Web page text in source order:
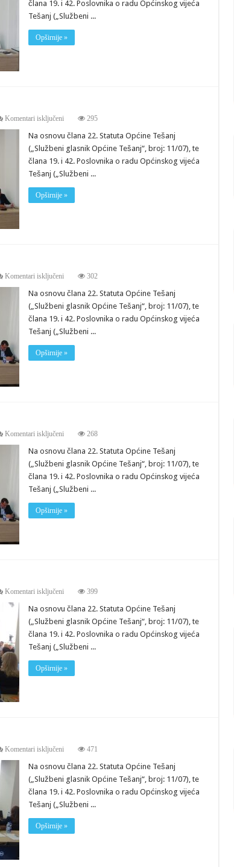
Općinskog
vijeća
člana 19. i 42. Poslovnika o radu Općinskog vijeća
Tešanj („Službeni ...
Opširnije »
Komentari isključeniza
za
21.
sjednicu
Vijeća
295
Na osnovu člana 22. Statuta Općine Tešanj
(„Službeni glasnik Općine Tešanj“, broj: 11/07), te
člana 19. i 42. Poslovnika o radu Općinskog vijeća
Tešanj („Službeni ...
Opširnije »
Komentari isključeniza
za
20.
sjednicu
Vijeća
302
Na osnovu člana 22. Statuta Općine Tešanj
(„Službeni glasnik Općine Tešanj“, broj: 11/07), te
člana 19. i 42. Poslovnika o radu Općinskog vijeća
Tešanj („Službeni ...
Opširnije »
Komentari isključeniza
za
19.
sjednicu
Vijeća
268
Na osnovu člana 22. Statuta Općine Tešanj
(„Službeni glasnik Općine Tešanj“, broj: 11/07), te
člana 19. i 42. Poslovnika o radu Općinskog vijeća
Tešanj („Službeni ...
Opširnije »
Komentari isključeniza
za
18.
sjednicu
Vijeća
399
Na osnovu člana 22. Statuta Općine Tešanj
(„Službeni glasnik Općine Tešanj“, broj: 11/07), te
člana 19. i 42. Poslovnika o radu Općinskog vijeća
Tešanj („Službeni ...
Opširnije »
Komentari isključeniza
za
17.
sjednicu
Vijeća
471
Na osnovu člana 22. Statuta Općine Tešanj
(„Službeni glasnik Općine Tešanj“, broj: 11/07), te
člana 19. i 42. Poslovnika o radu Općinskog vijeća
Tešanj („Službeni ...
Opširnije »